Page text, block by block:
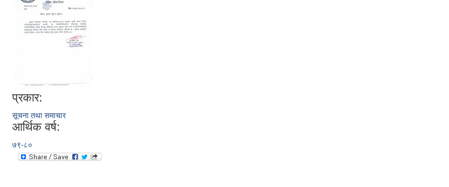
प्रकार:
सूचना तथा समाचार
आर्थिक वर्ष:
७९-८०